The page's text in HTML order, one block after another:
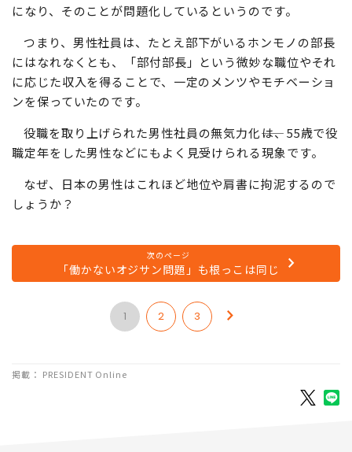
になり、そのことが問題化しているというのです。
つまり、男性社員は、たとえ部下がいるホンモノの部長
にはなれなくとも、「部付部長」という微妙な職位やそれ
に応じた収入を得ることで、一定のメンツやモチベーショ
ンを保っていたのです。
役職を取り上げられた男性社員の無気力化――は、55歳で役
職定年をした男性などにもよく見受けられる現象です。
なぜ、日本の男性はこれほど地位や肩書に拘泥するので
しょうか？
次のページ
「働かないオジサン問題」も根っこは同じ
1 2 3
掲載： PRESIDENT Online